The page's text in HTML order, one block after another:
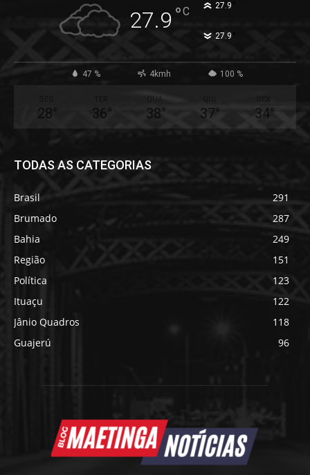
27.9 °C 27.9
27.9
47 % 4kmh 100 %
28° 36°
QUA
38° 37° 34°
TODAS AS CATEGORIAS
Brasil
291
Brumado
287
Bahia
249
Região
151
Política
123
Ituaçu
122
Jânio Quadros
118
Guajerú
96